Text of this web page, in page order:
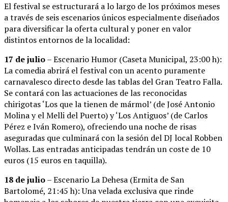
El festival se estructurará a lo largo de los próximos meses
a través de seis escenarios únicos especialmente diseñados
para diversificar la oferta cultural y poner en valor
distintos entornos de la localidad:
17 de julio– Escenario Humor (Caseta Municipal, 23:00 h):
La comedia abrirá el festival con un acento puramente
carnavalesco directo desde las tablas del Gran Teatro Falla.
Se contará con las actuaciones de las reconocidas
chirigotas ‘Los que la tienen de mármol’ (de José Antonio
Molina y el Melli del Puerto) y ‘Los Antiguos’ (de Carlos
Pérez e Iván Romero), ofreciendo una noche de risas
aseguradas que culminará con la sesión del DJ local Robben
Wollas. Las entradas anticipadas tendrán un coste de 10
euros (15 euros en taquilla).
18 de julio– Escenario La Dehesa (Ermita de San
Bartolomé, 21:45 h): Una velada exclusiva que rinde